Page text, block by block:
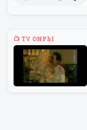
philosophie
au feu direct
BILLET
Sans recul
BOOK
Théorie du
📺 TV ONPhI